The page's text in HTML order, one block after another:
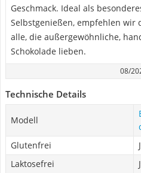
Geschmack. Ideal als
Selbstgenießen, empfehlen wir
alle, die außergewöhnliche,
Schokolade lieben.
08/
Technische Details
Modell
Glutenfrei
Laktosefrei